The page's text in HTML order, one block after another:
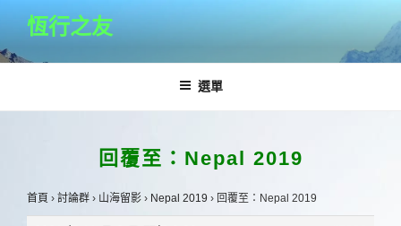
主
恆行之友
選單
回覆至：Nepal 2019
首頁 › 討論群 › 山海留影 › Nepal 2019 › 回覆至：Nepal 2019